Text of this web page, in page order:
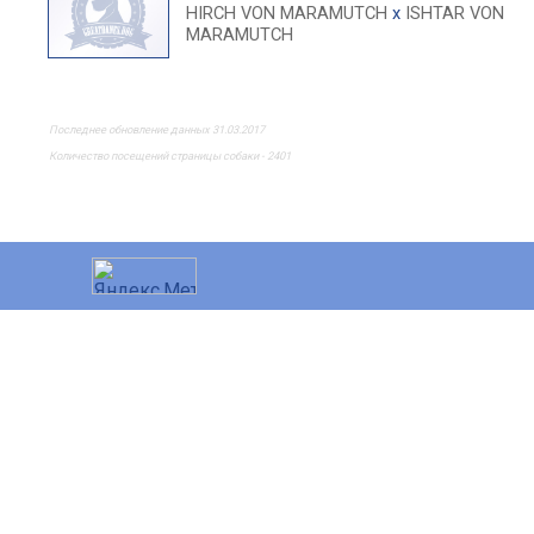
HIRCH VON MARAMUTCH x ISHTAR VON
MARAMUTCH
Последнее обновление данных 31.03.2017
Количество посещений страницы собаки - 2401